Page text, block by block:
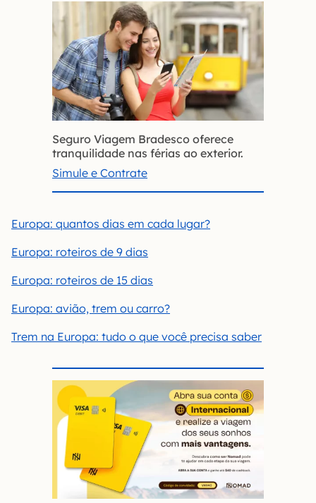
Seguro Viagem Bradesco oferece
tranquilidade nas férias ao exterior.
Simule e Contrate
Europa: quantos dias em cada lugar?
Europa: roteiros de 9 dias
Europa: roteiros de 15 dias
Europa: avião, trem ou carro?
Trem na Europa: tudo o que você precisa saber